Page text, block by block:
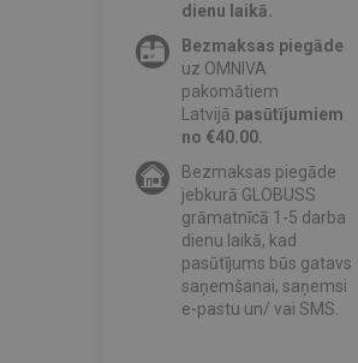
dienu laikā.
Bezmaksas piegāde
uz OMNIVA
pakomātiem
Latvijā pasūtījumiem
no €40.00.
Bezmaksas piegāde
jebkurā GLOBUSS
grāmatnīcā 1-5 darba
dienu laikā, kad
pasūtījums būs gatavs
saņemšanai, saņemsi
e-pastu un/ vai SMS.